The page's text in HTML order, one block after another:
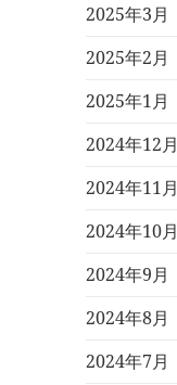
2025年3月
2025年2月
2025年1月
2024年12月
2024年11月
2024年10月
2024年9月
2024年8月
2024年7月